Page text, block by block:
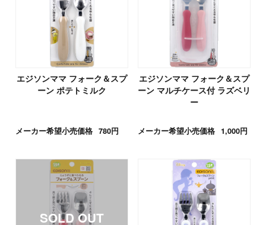
エジソンママ フォーク＆スプ
ーン ポテトミルク
メーカー希望小売価格 780円
エジソンママ フォーク＆スプ
ーン マルチケース付 ラズベリ
ー
メーカー希望小売価格 1,000円